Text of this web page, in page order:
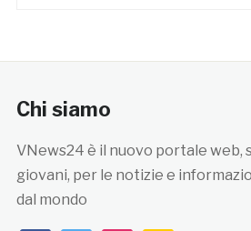
Chi siamo
VNews24 è il nuovo portale web,
giovani, per le notizie e
dal mondo